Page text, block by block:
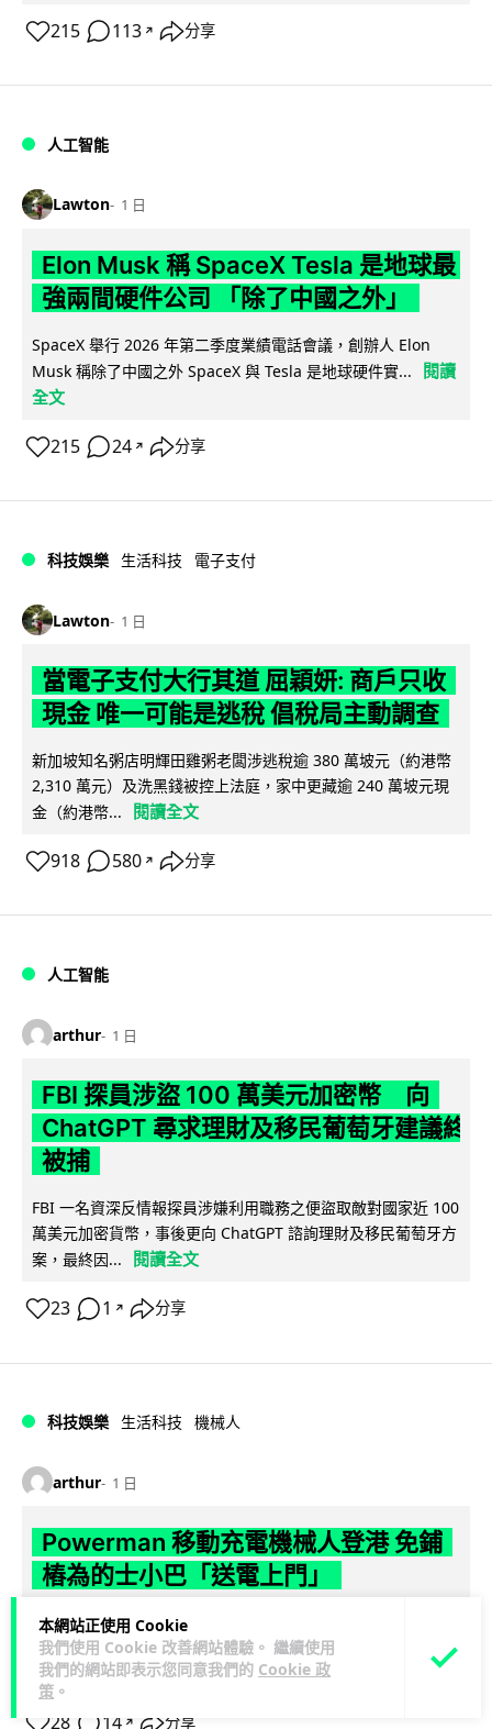
本網站正使用 Cookie
我們使用 Cookie 改善網站體驗。 繼續使用
我們的網站即表示您同意我們的 Cookie 政
策 。
215 113 ↗ 分享
人工智能
Lawton 1 日
Elon Musk 稱 SpaceX Tesla 是地球最
強兩間硬件公司 「除了中國之外」
SpaceX 舉行 2026 年第二季度業績電話會議，創辦人 Elon
Musk 稱除了中國之外 SpaceX 與 Tesla 是地球硬件實...
閱讀
全文
215 24 ↗ 分享
科技娛樂 生活科技 電子支付
Lawton 1 日
當電子支付大行其道 屈穎妍: 商戶只收
現金 唯一可能是逃稅 倡稅局主動調查
新加坡知名粥店明輝田雞粥老闆涉逃稅逾 380 萬坡元（約港幣
2,310 萬元）及洗黑錢被控上法庭，家中更藏逾 240 萬坡元現
金（約港幣...
閱讀全文
918 580 ↗ 分享
人工智能
arthur 1 日
FBI 探員涉盜 100 萬美元加密幣 向
ChatGPT 尋求理財及移民葡萄牙建議終
被捕
FBI 一名資深反情報探員涉嫌利用職務之便盜取敵對國家近 100
萬美元加密貨幣，事後更向 ChatGPT 諮詢理財及移民葡萄牙方
案，最終因...
閱讀全文
23 1 ↗ 分享
科技娛樂 生活科技 機械人
arthur 1 日
Powerman 移動充電機械人登港 免鋪
樁為的士小巴「送電上門」
你架電動車喺停車場搵唔到樁？有個機械人會自己行過嚟幫你
充電。THEi 高科院同內地公司研發出 Powerman 移動充電機
械人，唔使鋪線裝樁... 閱讀全文
28 14 ↗ 分享